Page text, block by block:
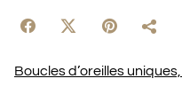
Boucles d’oreilles